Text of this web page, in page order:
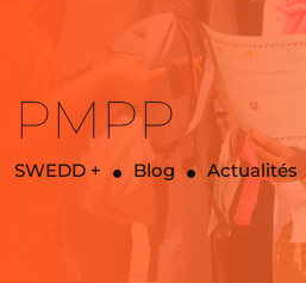
PMPP
SWEDD + Blog Actualités